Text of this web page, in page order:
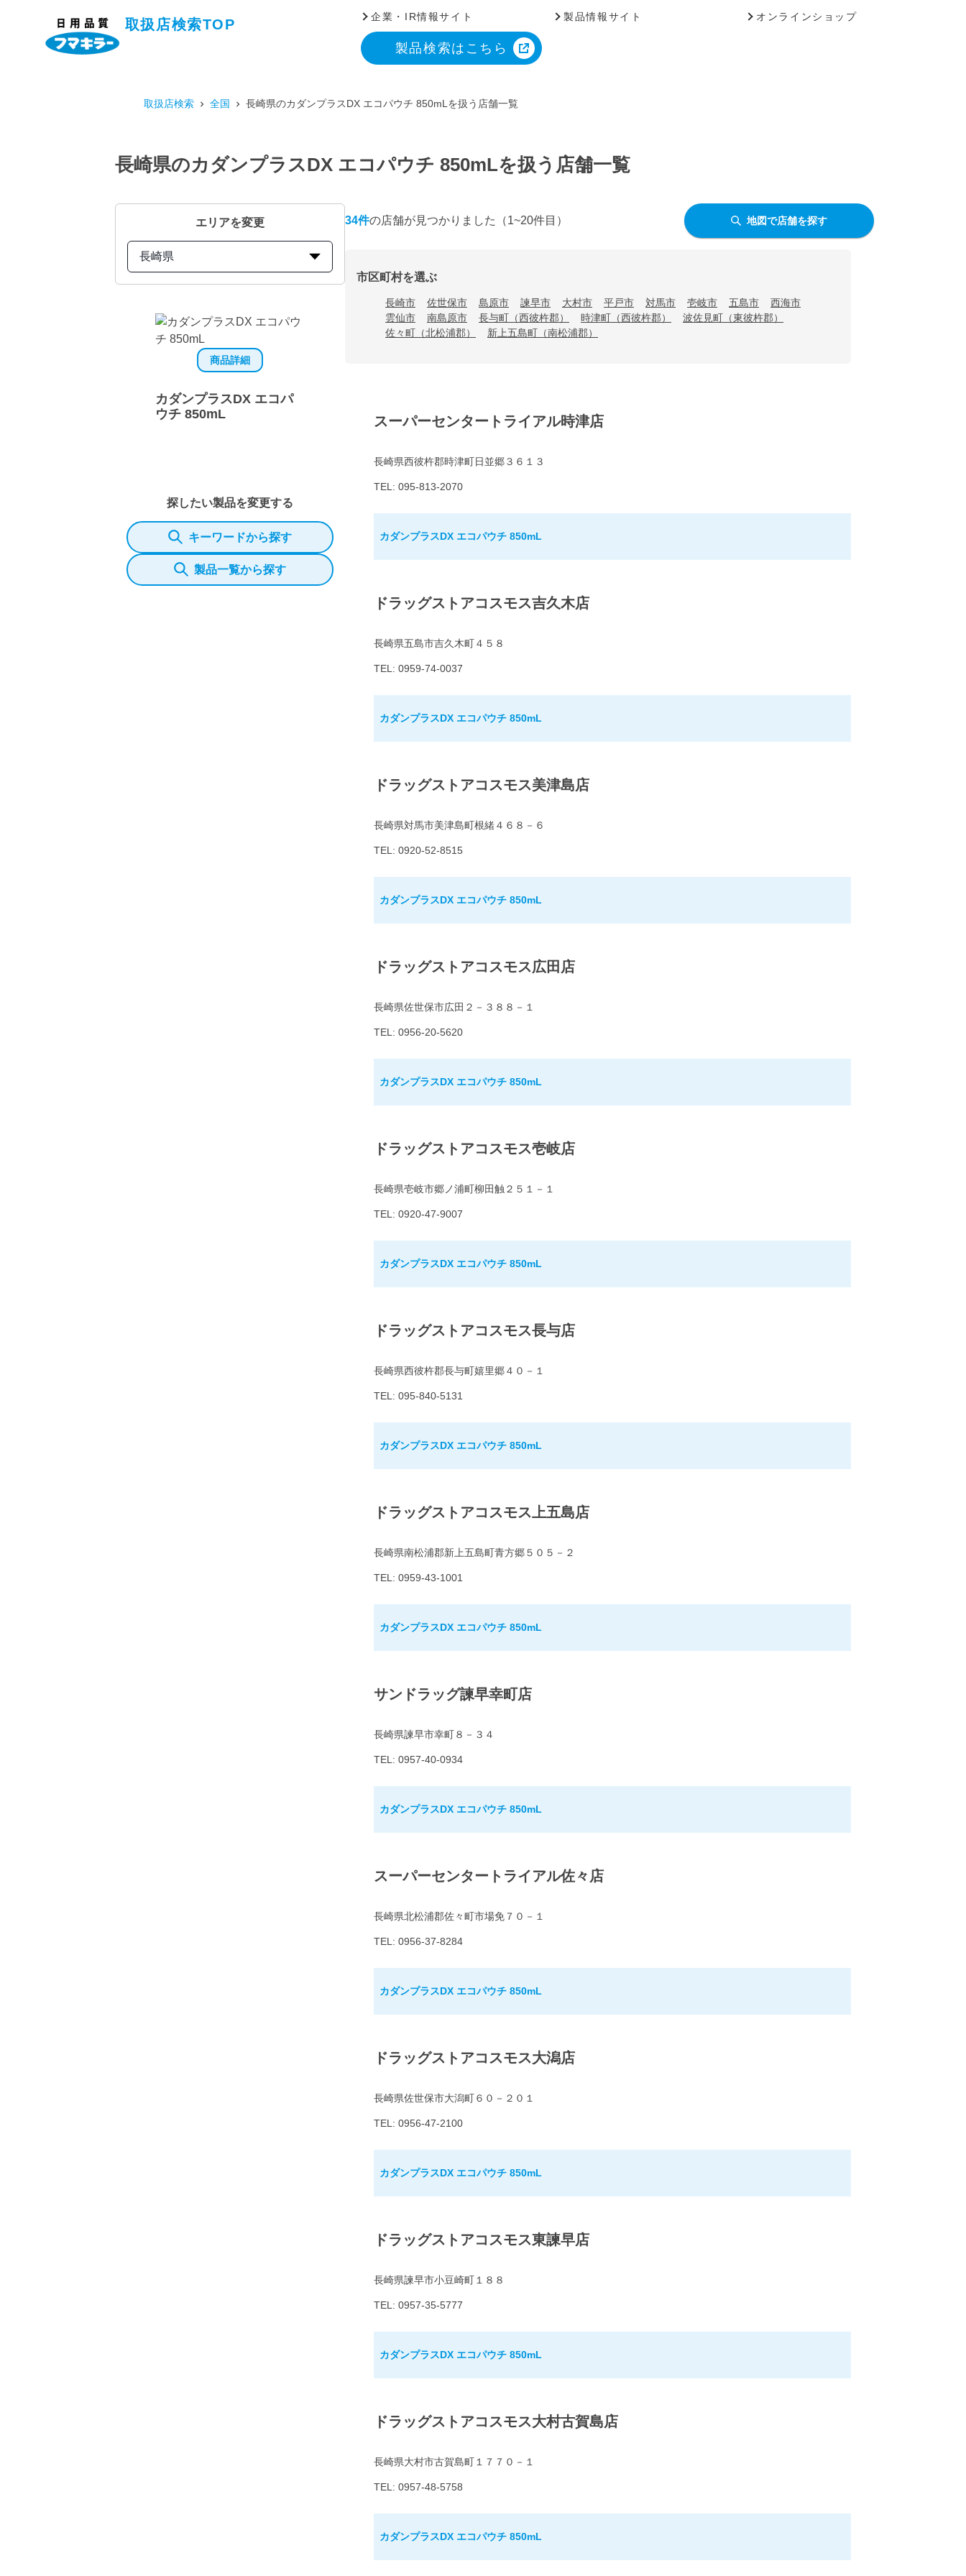
取扱店検索TOP
企業・IR情報サイト 製品情報サイト オンラインショップ
製品検索はこちら
取扱店検索 全国 長崎県のカダンプラスDX エコパウチ 850mLを扱う店舗一覧
長崎県のカダンプラスDX エコパウチ 850mLを扱う店舗一覧
エリアを変更
長崎県
商品詳細
カダンプラスDX エコパ
ウチ 850mL
探したい製品を変更する
キーワードから探す
製品一覧から探す
34件の店舗が見つかりました （1~20件目） 地図で店舗を探す
市区町村を選ぶ
長崎市 佐世保市 島原市 諫早市 大村市 平戸市 対馬市 壱岐市 五島市
西海市
雲仙市
南島原市 長与町（西彼杵郡） 時津町（西彼杵郡）
波佐見町（東彼杵郡）
佐々町（北松浦郡）
新上五島町（南松浦郡）
スーパーセンタートライアル時津店
長崎県西彼杵郡時津町日並郷３６１３
TEL: 095-813-2070
カダンプラスDX エコパウチ 850mL
ドラッグストアコスモス吉久木店
長崎県五島市吉久木町４５８
TEL: 0959-74-0037
カダンプラスDX エコパウチ 850mL
ドラッグストアコスモス美津島店
長崎県対馬市美津島町根緒４６８－６
TEL: 0920-52-8515
カダンプラスDX エコパウチ 850mL
ドラッグストアコスモス広田店
長崎県佐世保市広田２－３８８－１
TEL: 0956-20-5620
カダンプラスDX エコパウチ 850mL
ドラッグストアコスモス壱岐店
長崎県壱岐市郷ノ浦町柳田触２５１－１
TEL: 0920-47-9007
カダンプラスDX エコパウチ 850mL
ドラッグストアコスモス長与店
長崎県西彼杵郡長与町嬉里郷４０－１
TEL: 095-840-5131
カダンプラスDX エコパウチ 850mL
ドラッグストアコスモス上五島店
長崎県南松浦郡新上五島町青方郷５０５－２
TEL: 0959-43-1001
カダンプラスDX エコパウチ 850mL
サンドラッグ諫早幸町店
長崎県諫早市幸町８－３４
TEL: 0957-40-0934
カダンプラスDX エコパウチ 850mL
スーパーセンタートライアル佐々店
長崎県北松浦郡佐々町市場免７０－１
TEL: 0956-37-8284
カダンプラスDX エコパウチ 850mL
ドラッグストアコスモス大潟店
長崎県佐世保市大潟町６０－２０１
TEL: 0956-47-2100
カダンプラスDX エコパウチ 850mL
ドラッグストアコスモス東諫早店
長崎県諫早市小豆崎町１８８
TEL: 0957-35-5777
カダンプラスDX エコパウチ 850mL
ドラッグストアコスモス大村古賀島店
長崎県大村市古賀島町１７７０－１
TEL: 0957-48-5758
カダンプラスDX エコパウチ 850mL